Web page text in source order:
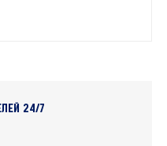
24/7